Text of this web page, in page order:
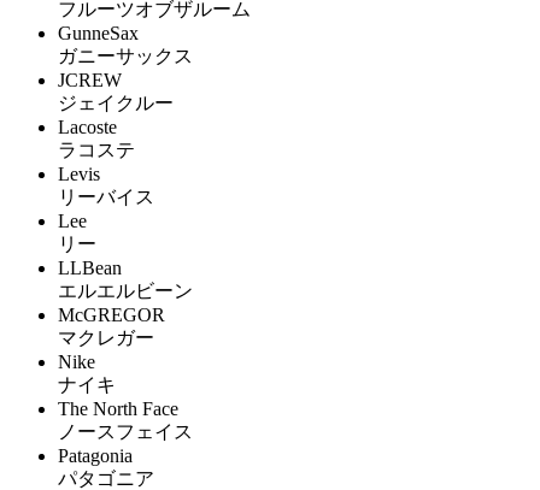
フルーツオブザルーム
GunneSax
ガニーサックス
JCREW
ジェイクルー
Lacoste
ラコステ
Levis
リーバイス
Lee
リー
LLBean
エルエルビーン
McGREGOR
マクレガー
Nike
ナイキ
The North Face
ノースフェイス
Patagonia
パタゴニア